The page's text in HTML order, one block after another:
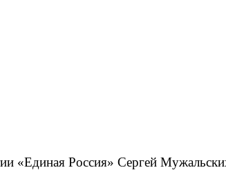
«Единая Россия» Сергей